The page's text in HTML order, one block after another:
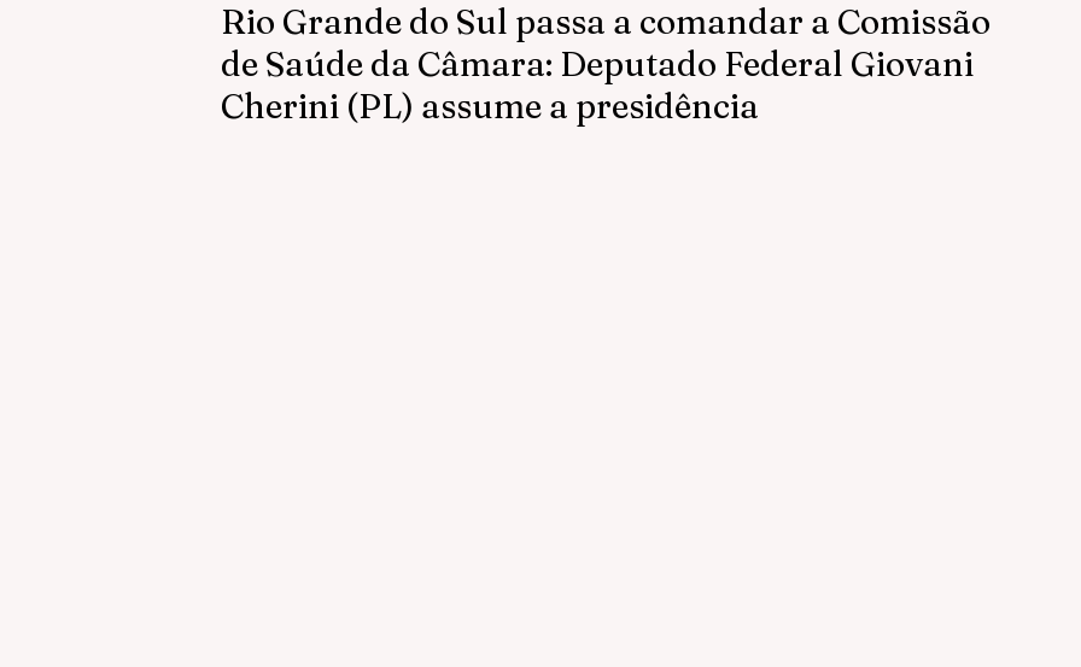
Rio Grande do Sul passa a comandar a Comissão
de Saúde da Câmara: Deputado Federal Giovani
Cherini (PL) assume a presidência